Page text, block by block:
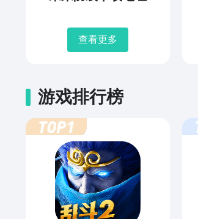
查看更多
游戏排行榜